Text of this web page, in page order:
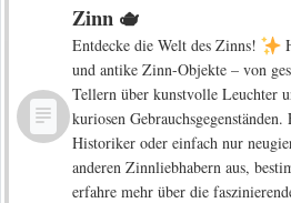
Zinn 🫖
Entdecke die Welt des Zinns!
und antike Zinn-Objekte – von
Tellern über kunstvolle Leuchter
kuriosen
Historiker oder einfach nur
anderen Zinnliebhabern aus,
erfahre mehr über die